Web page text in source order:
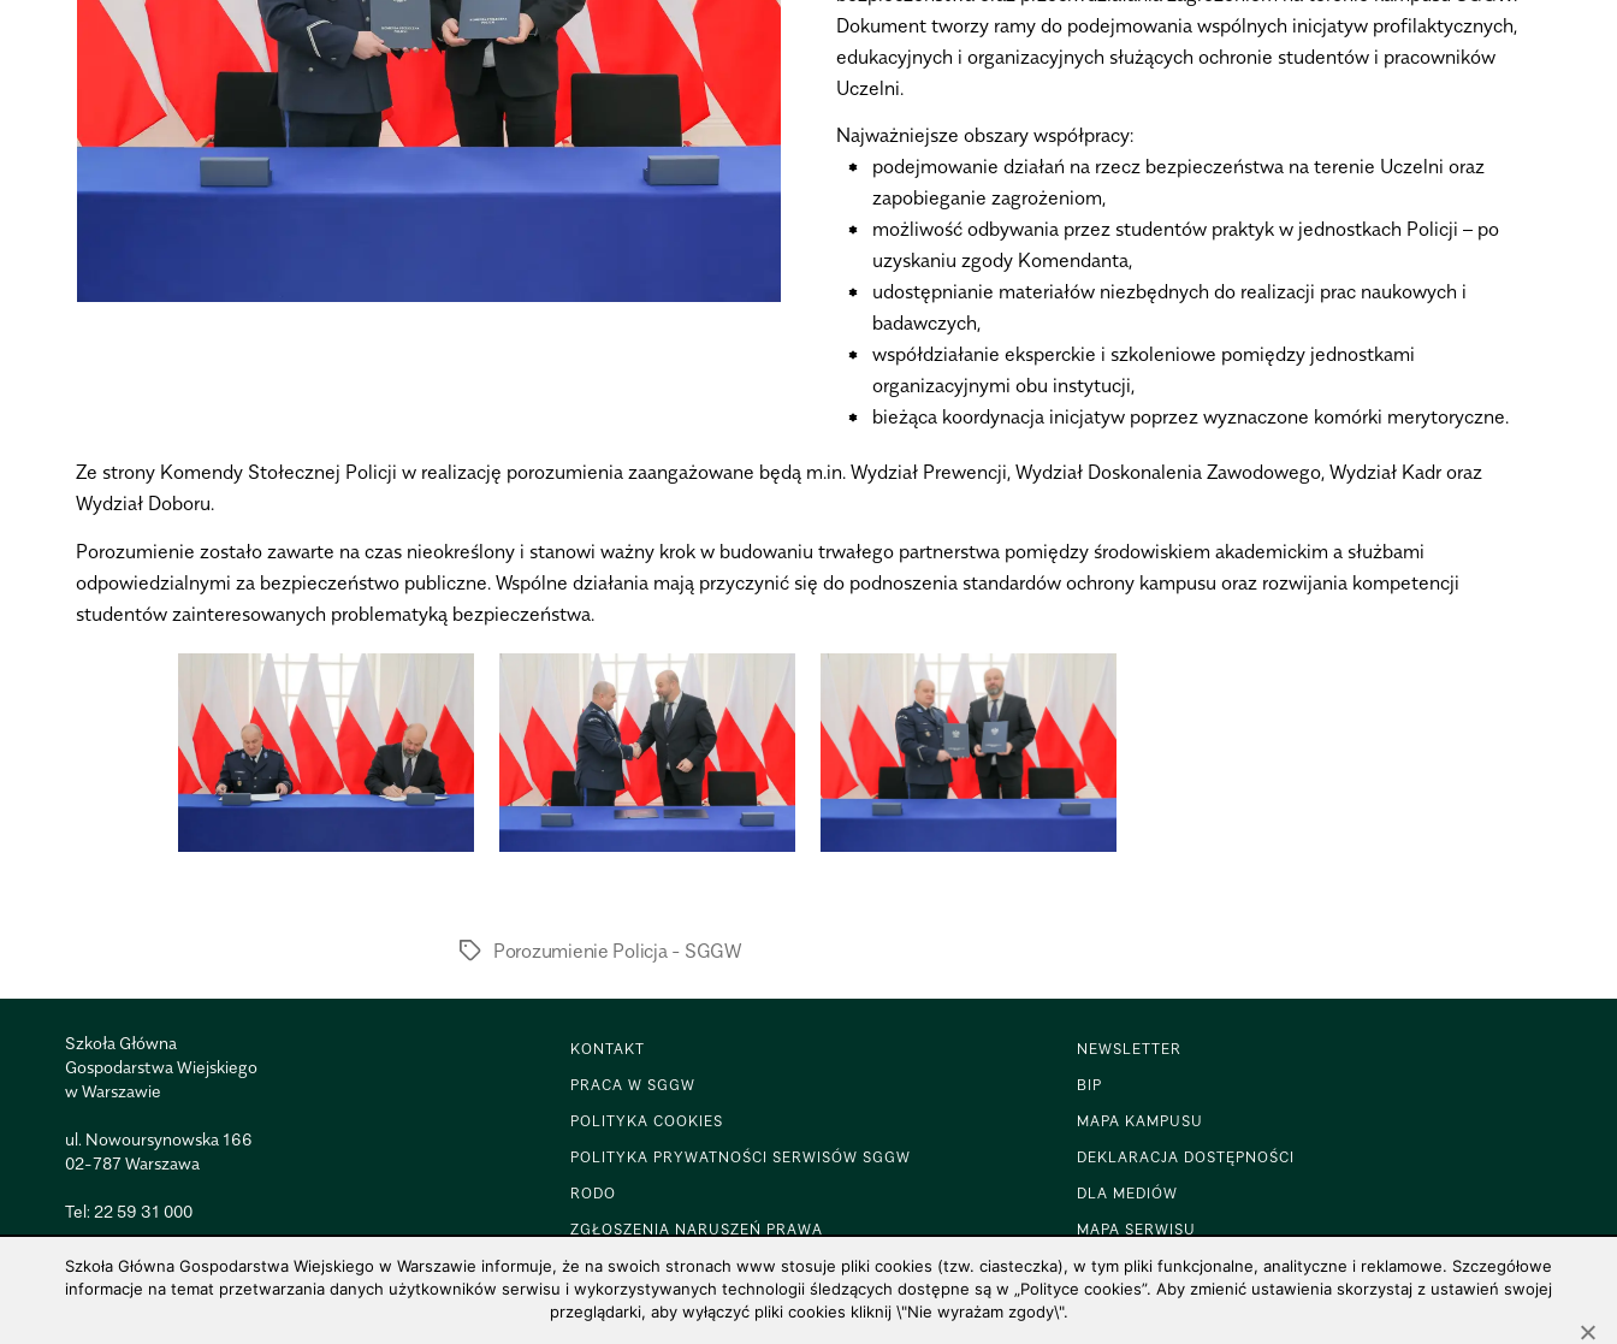
Dokument tworzy ramy do podejmowania wspólnych inicjatyw profilaktycznych,
edukacyjnych i organizacyjnych służących ochronie studentów i pracowników
Uczelni.
Najważniejsze obszary współpracy:
podejmowanie działań na rzecz bezpieczeństwa na terenie Uczelni oraz
zapobieganie zagrożeniom,
możliwość odbywania przez studentów praktyk w jednostkach Policji – po
uzyskaniu zgody Komendanta,
udostępnianie materiałów niezbędnych do realizacji prac naukowych i
badawczych,
współdziałanie eksperckie i szkoleniowe pomiędzy jednostkami
organizacyjnymi obu instytucji,
bieżąca koordynacja inicjatyw poprzez wyznaczone komórki merytoryczne.
Ze strony Komendy Stołecznej Policji w realizację porozumienia zaangażowane będą m.in. Wydział Prewencji, Wydział Doskonalenia Zawodowego, Wydział Kadr oraz
Wydział Doboru.
Porozumienie zostało zawarte na czas nieokreślony i stanowi ważny krok w budowaniu trwałego partnerstwa pomiędzy środowiskiem akademickim a służbami
odpowiedzialnymi za bezpieczeństwo publiczne. Wspólne działania mają przyczynić się do podnoszenia standardów ochrony kampusu oraz rozwijania kompetencji
studentów zainteresowanych problematyką bezpieczeństwa.
Porozumienie Policja - SGGW
Szkoła Główna
Gospodarstwa Wiejskiego
w Warszawie
ul. Nowoursynowska 166
02-787 Warszawa
Tel: 22 59 31 000
KONTAKT
PRACA W SGGW
POLITYKA COOKIES
POLITYKA PRYWATNOŚCI SERWISÓW SGGW
RODO
ZGŁOSZENIA NARUSZEŃ PRAWA
NEWSLETTER
BIP
MAPA KAMPUSU
DEKLARACJA DOSTĘPNOŚCI
DLA MEDIÓW
MAPA SERWISU
Szkoła Główna Gospodarstwa Wiejskiego w Warszawie informuje, że na swoich stronach www stosuje pliki cookies (tzw. ciasteczka), w tym pliki funkcjonalne, analityczne i reklamowe. Szczegółowe
informacje na temat przetwarzania danych użytkowników serwisu i wykorzystywanych technologii śledzących dostępne są w „Polityce cookies”. Aby zmienić ustawienia skorzystaj z ustawień swojej
przeglądarki, aby wyłączyć pliki cookies kliknij \"Nie wyrażam zgody\".